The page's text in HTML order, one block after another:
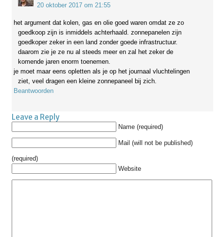
20 oktober 2017 om 21:55
het argument dat kolen, gas en olie goed waren omdat ze zo
goedkoop zijn is inmiddels achterhaald. zonnepanelen zijn
goedkoper zeker in een land zonder goede infrastructuur.
daarom zie je ze nu al steeds meer en zal het zeker de
komende jaren enorm toenemen.
je moet maar eens opletten als je op het journaal vluchtelingen
ziet, veel dragen een kleine zonnepaneel bij zich.
Beantwoorden
Leave a Reply
Name (required)
Mail (will not be published)
(required)
Website